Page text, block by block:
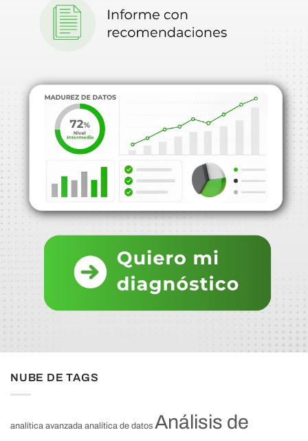
NUBE DE TAGS
analítica avanzada analítica de datos Análisis de